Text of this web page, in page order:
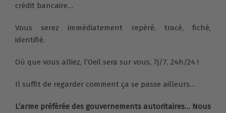
crédit bancaire…
Vous serez immédiatement repéré, tracé, fiché,
identifié.
Où que vous alliez, l’Oeil sera sur vous, 7j/7, 24h/24 !
Il suffit de regarder comment ça se passe ailleurs…
L’arme préférée des gouvernements autoritaires… Nous